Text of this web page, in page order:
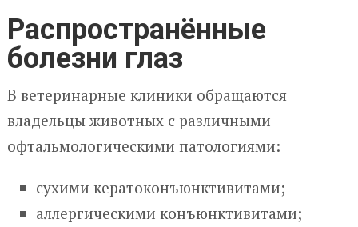
Распространённые
болезни глаз
В ветеринарные клиники обращаются
владельцы животных с различными
офтальмологическими патологиями:
сухими кератоконъюнктивитами;
аллергическими конъюнктивитами;